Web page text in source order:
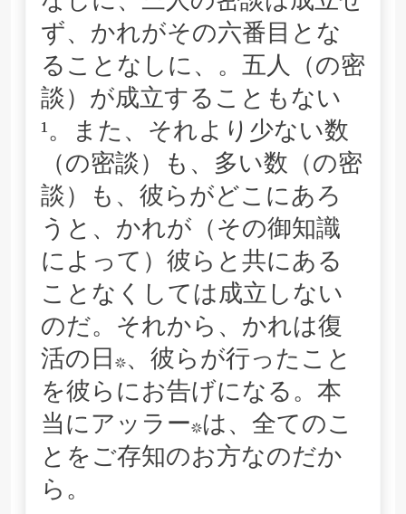
ず、かれがその六番目とな
ることなしに、。五人（の密
談）が成立することもない
¹。また、それより少ない数
（の密談）も、多い数（の密
談）も、彼らがどこにあろ
うと、かれが（その御知識
によって）彼らと共にある
ことなくしては成立しない
のだ。それから、かれは復
活の日*、彼らが行ったこと
を彼らにお告げになる。本
当にアッラー*は、全てのこ
とをご存知のお方なのだか
ら。